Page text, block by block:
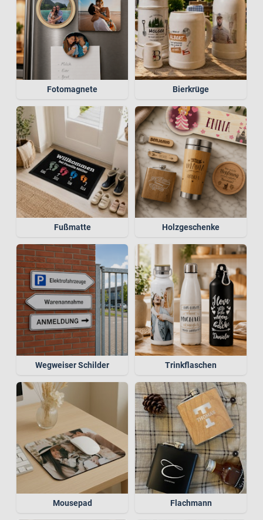
Fotomagnete Bierkrüge
Fußmatte Holzgeschenke
Wegweiser Schilder Trinkflaschen
Mousepad Flachmann